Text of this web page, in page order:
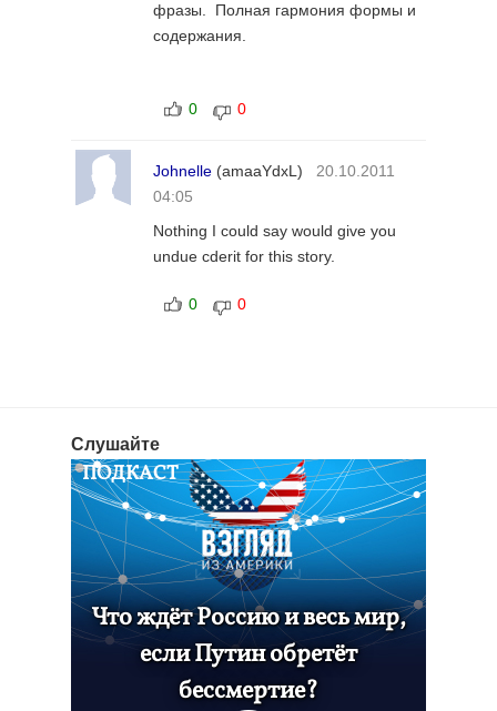
фразы. Полная гармония формы и
содержания.
0 0
Johnelle (amaaYdxL) 20.10.2011
04:05
Nothing I could say would give you
undue cderit for this story.
0 0
Слушайте
ПОДКАСТ
Что ждёт Россию и весь мир,
если Путин обретёт
бессмертие?